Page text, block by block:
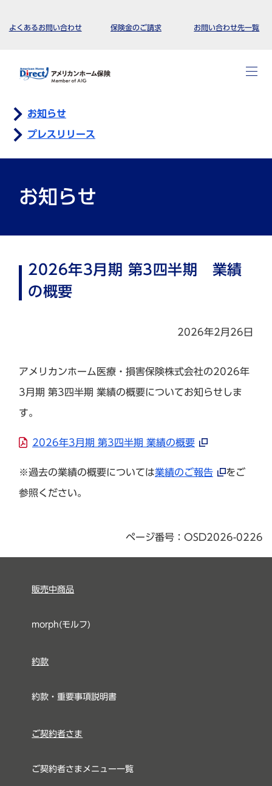
よくあるお問い合わせ 保険金のご請求 お問い合わせ先一覧
お知らせ
プレスリリース
お知らせ
2026年3月期 第3四半期 業績
の概要
2026年2月26日
アメリカンホーム医療・損害保険株式会社の2026年
3月期 第3四半期 業績の概要についてお知らせしま
す。
2026年3月期 第3四半期 業績の概要
※過去の業績の概要については業績のご報告 をご
参照ください。
ページ番号：OSD2026-0226
販売中商品
morph(モルフ)
約款
約款・重要事項説明書
ご契約者さま
ご契約者さまメニュー一覧